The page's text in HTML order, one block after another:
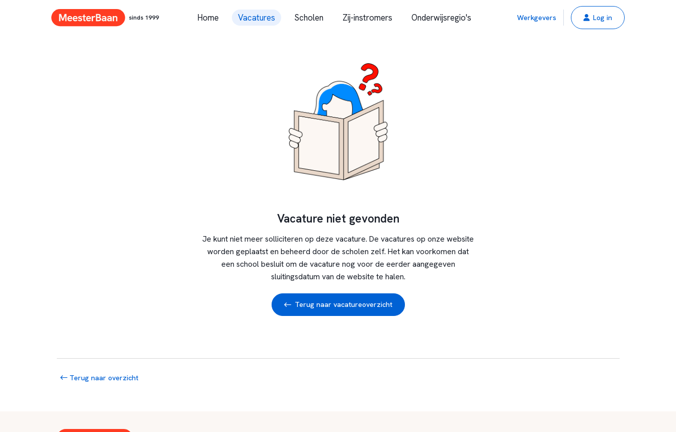
sinds 1999 Home Vacatures Scholen Zij-instromers Onderwijsregio's Werkgevers Log in
Vacature niet gevonden
Je kunt niet meer solliciteren op deze vacature. De vacatures op onze website
worden geplaatst en beheerd door de scholen zelf. Het kan voorkomen dat
een school besluit om de vacature nog voor de eerder aangegeven
sluitingsdatum van de website te halen.
Terug naar vacatureoverzicht
Terug naar overzicht